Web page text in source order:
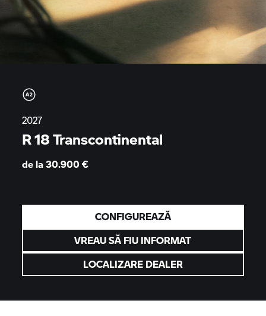
2027
R 18 Transcontinental
de la 30.900€
CONFIGUREAZĂ
VREAU SĂ FIU INFORMAT
LOCALIZARE DEALER